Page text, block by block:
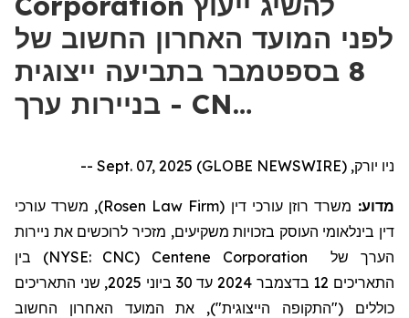
לפני המועד האחרון החשוב של
8 בספטמבר בתביעה ייצוגית
בניירות ערך - CN…
ניו יורק, Sept. 07, 2025 (GLOBE NEWSWIRE) --
מדוע: משרד רוזן עורכי דין (Rosen Law Firm), משרד עורכי
דין בינלאומי העוסק בזכויות משקיעים, מזכיר לרוכשים את ניירות
הערך של
Centene Corporation
(
NYSE: CNC) בין
התאריכים 12 בדצמבר 2024 עד 30 ביוני
2025, שני התאריכים
כוללים ("התקופה הייצוגית"), את המועד האחרון החשוב